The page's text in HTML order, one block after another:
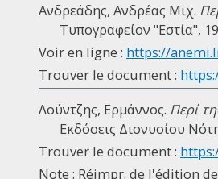
Ανδρεάδης, Ανδρέας Μιχ.
Τυπογραφείον "Εστία",
Voir en ligne : https://
Trouver le document :
Λούντζης, Ερμάννος. Περί
Εκδόσεις Διονυσίου
Trouver le document :
Note : Réimpr. de l'édition de